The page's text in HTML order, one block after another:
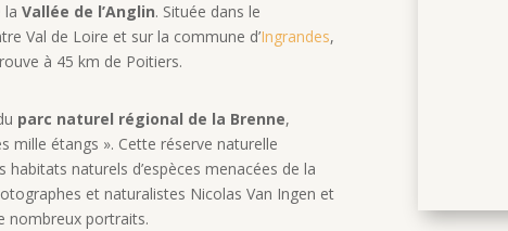
la Vallée de l’Anglin. Située dans le
Val de Loire et sur la commune d’Ingrandes,
à 45 km de Poitiers.
parc naturel régional de la Brenne,
mille étangs ». Cette réserve naturelle
naturels d’espèces menacées de la
et naturalistes Nicolas Van Ingen et
nombreux portraits.